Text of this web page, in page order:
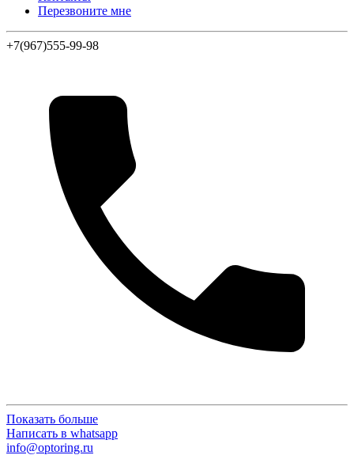
Перезвоните мне
+7(967)555-99-98
Показать больше
Написать в whatsapp
info@optoring.ru